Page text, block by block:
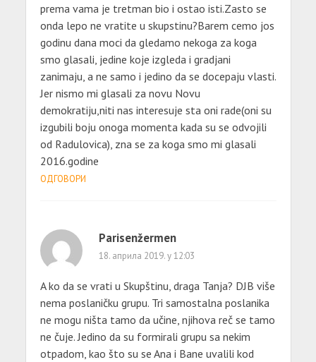
prema vama je tretman bio i ostao isti.Zasto se
onda lepo ne vratite u skupstinu?Barem cemo jos
godinu dana moci da gledamo nekoga za koga
smo glasali, jedine koje izgleda i gradjani
zanimaju, a ne samo i jedino da se docepaju vlasti.
Jer nismo mi glasali za novu Novu
demokratiju,niti nas interesuje sta oni rade(oni su
izgubili boju onoga momenta kada su se odvojili
od Radulovica), zna se za koga smo mi glasali
2016.godine
ОДГОВОРИ
Parisenžermen
18. априла 2019. у 12:03
A ko da se vrati u Skupštinu, draga Tanja? DJB više
nema poslaničku grupu. Tri samostalna poslanika
ne mogu ništa tamo da učine, njihova reč se tamo
ne čuje. Jedino da su formirali grupu sa nekim
otpadom, kao što su se Ana i Bane uvalili kod